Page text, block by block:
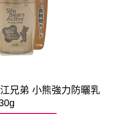
兄弟 小熊強力防曬乳